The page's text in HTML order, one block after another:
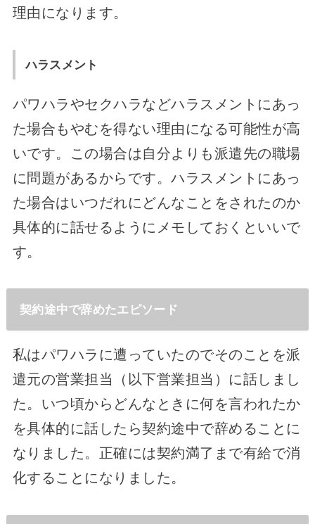
理由になります。
ハラスメント
パワハラやセクハラなどハラスメントにあっ
た場合もやむを得ない理由になる可能性が高
いです。この場合は自分よりも派遣先の職場
に問題があるからです。ハラスメントにあっ
た場合はいつだれにどんなことをされたのか
具体的に話せるようにメモしておくといいで
す。
契約途中で辞めたエピソード
私はパワハラに遭っていたのでそのことを派
遣元の営業担当（以下営業担当）に話しまし
た。いつ頃からどんなときに何を言われたか
を具体的に話したら契約途中で辞めることに
なりました。正確には契約満了まで有給で消
化することになりました。